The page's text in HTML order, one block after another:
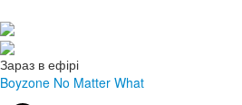
Зараз в ефірі
Boyzone No Matter What